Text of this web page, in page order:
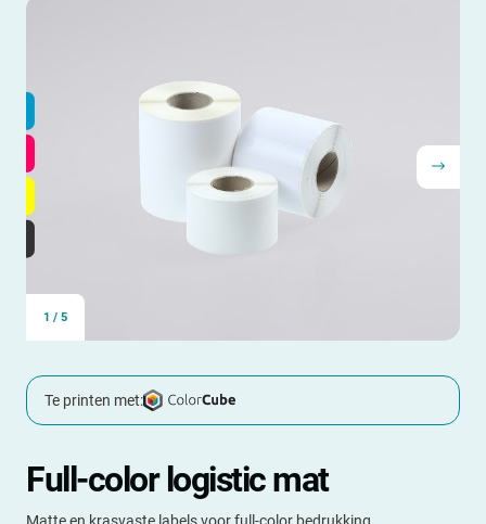
1 / 5
Te printen met:
Full-color logistic mat